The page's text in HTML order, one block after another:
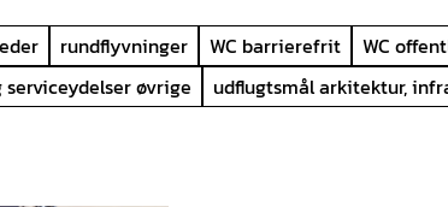
rundflyvninger WC barrierefrit WC
øvrige udflugtsmål arkitektur,